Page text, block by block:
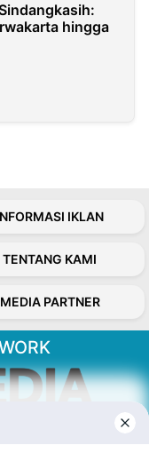
hingga
IKLAN
TENTANG KAMI
MEDIA PARTNER